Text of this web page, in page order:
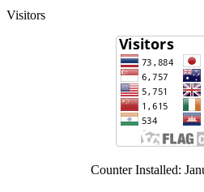
Visitors
Counter Installed: